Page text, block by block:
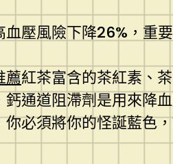
壓風險下降26%，重
薦紅茶富含的茶紅素、
鈣通道阻滯劑是用來降
你必須將你的怪誕藍色